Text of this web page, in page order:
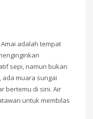
adalah tempat
sepi, namun bukan
ada muara sungai
bertemu di sini. Air
untuk membilas